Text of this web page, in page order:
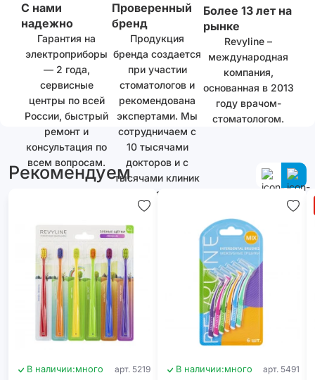
С нами
надежно
Гарантия на
электроприборы
— 2 года,
сервисные
центры по всей
России, быстрый
ремонт и
консультация по
всем вопросам.
Проверенный
бренд
Продукция
бренда создается
при участии
стоматологов и
рекомендована
экспертами. Мы
сотрудничаем с
10 тысячами
докторов и с
тысячами клиник
как в России, так
и за ее
пределами.
Более 13 лет на
рынке
Revyline –
международная
компания,
основанная в 2013
году врачом-
стоматологом.
Рекомендуем
В наличии:много арт. 5219 В наличии:много арт. 5491